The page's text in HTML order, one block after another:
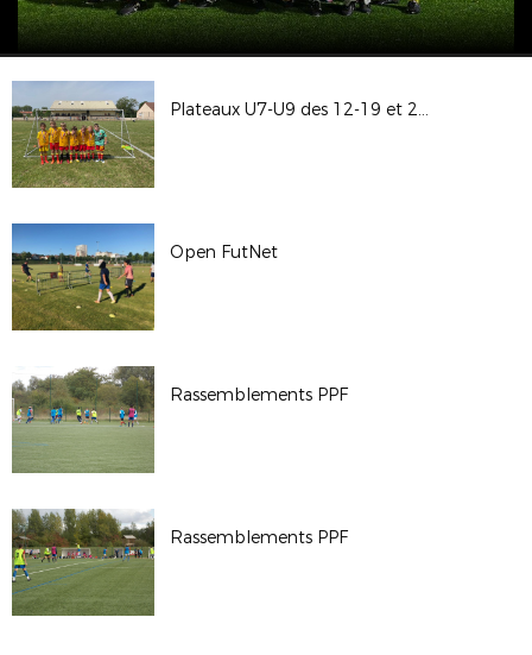
Plateaux U7-U9 des 12-19 et 26 juin
Open FutNet
Rassemblements PPF
Rassemblements PPF